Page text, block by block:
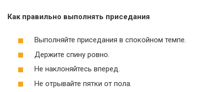
Как правильно выполнять приседания
Выполняйте приседания в спокойном темпе.
Держите спину ровно.
Не наклоняйтесь вперед.
Не отрывайте пятки от пола.